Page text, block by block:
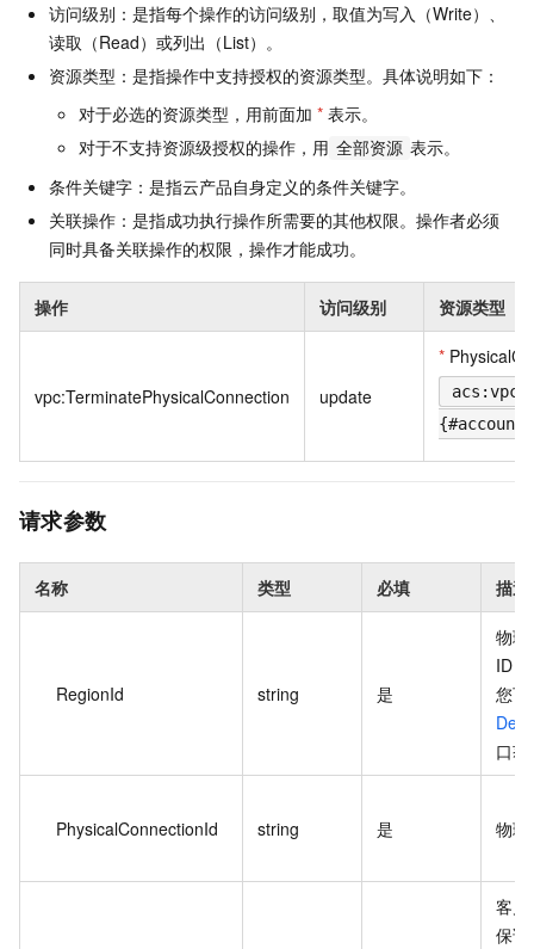
访问级别：是指每个操作的访问级别，取值为写入（Write）、
读取（Read）或列出（List）。
资源类型：是指操作中支持授权的资源类型。具体说明如下：
对于必选的资源类型，用前面加 * 表示。
对于不支持资源级授权的操作，用 全部资源 表示。
条件关键字：是指云产品自身定义的条件关键字。
关联操作：是指成功执行操作所需要的其他权限。操作者必须
同时具备关联操作的权限，操作才能成功。
操作 访问级别 资源类型
vpc:TerminatePhysicalConnection update
*
请求参数
名称 类型 必填 描述
RegionId string 是
物
ID。
您
口
PhysicalConnectionId string 是 物
客
保